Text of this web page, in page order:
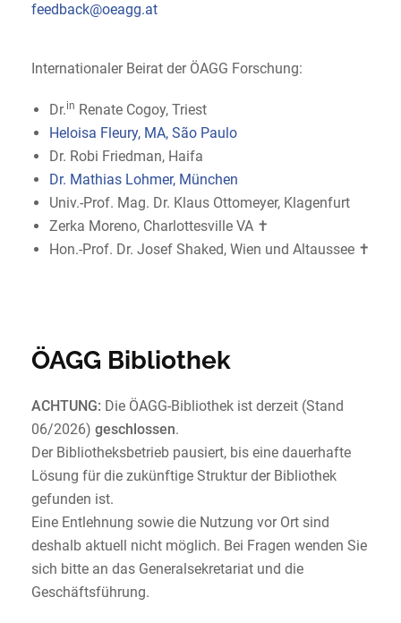
feedback@oeagg.at
Internationaler Beirat der ÖAGG Forschung:
Dr.in Renate Cogoy, Triest
Heloisa Fleury, MA, São Paulo
Dr. Robi Friedman, Haifa
Dr. Mathias Lohmer, München
Univ.-Prof. Mag. Dr. Klaus Ottomeyer, Klagenfurt
Zerka Moreno, Charlottesville VA ✝
Hon.-Prof. Dr. Josef Shaked, Wien und Altaussee ✝
ÖAGG Bibliothek
ACHTUNG: Die ÖAGG-Bibliothek ist derzeit (Stand
06/2026) geschlossen.
Der Bibliotheksbetrieb pausiert, bis eine dauerhafte
Lösung für die zukünftige Struktur der Bibliothek
gefunden ist.
Eine Entlehnung sowie die Nutzung vor Ort sind
deshalb aktuell nicht möglich. Bei Fragen wenden Sie
sich bitte an das Generalsekretariat und die
Geschäftsführung.